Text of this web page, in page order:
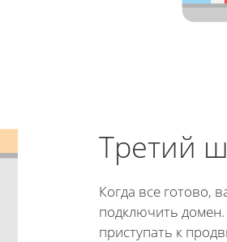
Третий
Когда все готово,
подключить
приступать к